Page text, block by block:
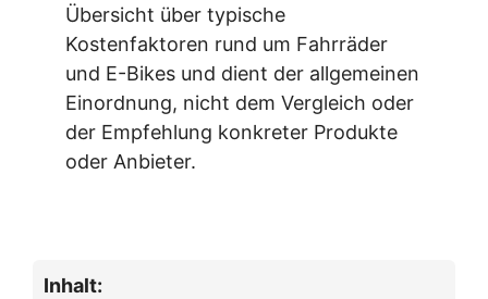
Übersicht über typische
Kostenfaktoren rund um Fahrräder
und E-Bikes und dient der allgemeinen
Einordnung, nicht dem Vergleich oder
der Empfehlung konkreter Produkte
oder Anbieter.
Inhalt: